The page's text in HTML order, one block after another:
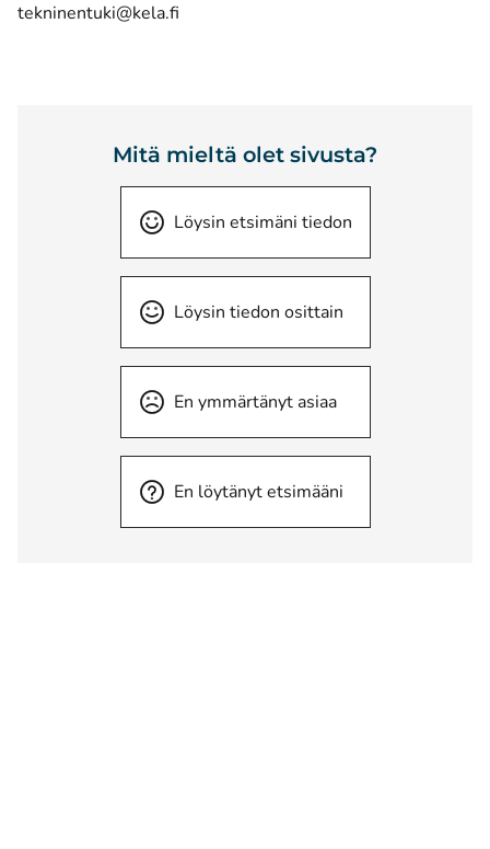
tekninentuki@kela.fi
Mitä mieltä olet sivusta?
Löysin etsimäni tiedon
Löysin tiedon osittain
En ymmärtänyt asiaa
En löytänyt etsimääni